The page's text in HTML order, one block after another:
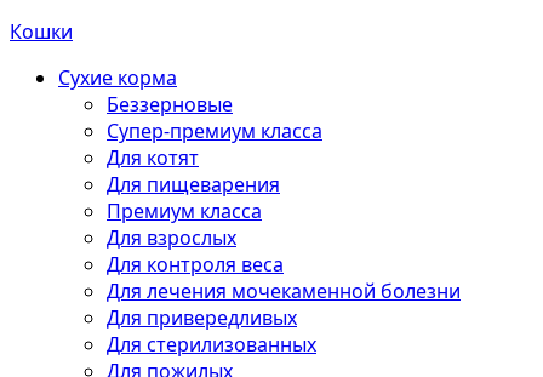
Кошки
Сухие корма
Беззерновые
Супер-премиум класса
Для котят
Для пищеварения
Премиум класса
Для взрослых
Для контроля веса
Для лечения мочекаменной болезни
Для привередливых
Для стерилизованных
Для пожилых